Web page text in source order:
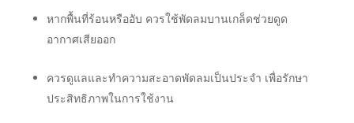
หากพื้นที่ร้อนหรืออับ ควรใช้พัดลมบานเกล็ดช่วยดูด
อากาศเสียออก
ควรดูแลและทำความสะอาดพัดลมเป็นประจำ เพื่อรักษา
ประสิทธิภาพในการใช้งาน